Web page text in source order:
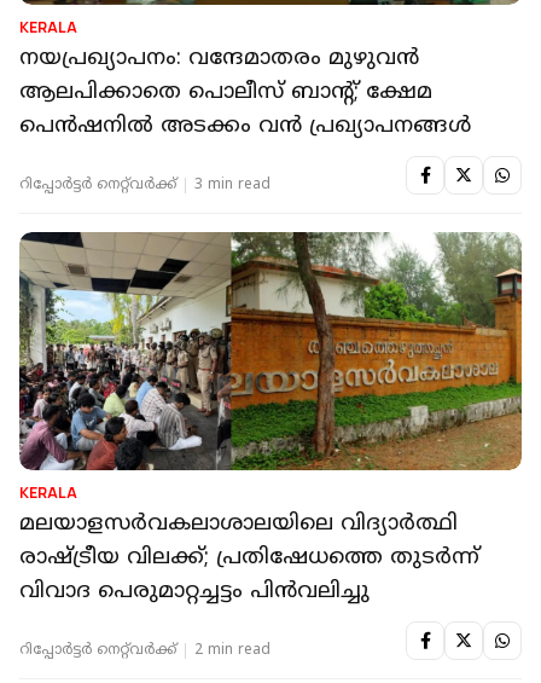
KERALA
നയപ്രഖ്യാപനം: വന്ദേമാതരം മുഴുവന്‍
ആലപിക്കാതെ പൊലീസ് ബാന്റ്; ക്ഷേമ
പെന്‍ഷനില്‍ അടക്കം വന്‍ പ്രഖ്യാപനങ്ങള്‍
റിപ്പോർട്ടർ നെറ്റ്‌വര്‍ക്ക്‌ 3 min read
KERALA
മലയാളസർവകലാശാലയിലെ വിദ്യാർത്ഥി
രാഷ്ട്രീയ വിലക്ക്; പ്രതിഷേധത്തെ തുടർന്ന്
വിവാദ പെരുമാറ്റച്ചട്ടം പിൻവലിച്ചു
റിപ്പോർട്ടർ നെറ്റ്‌വര്‍ക്ക്‌ 2 min read